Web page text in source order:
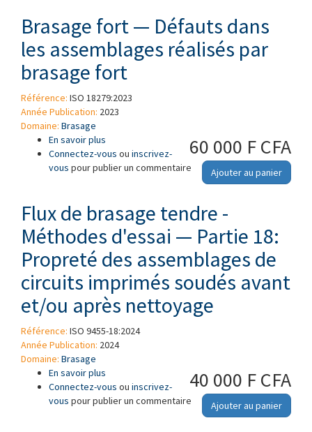
Brasage fort — Défauts dans
les assemblages réalisés par
brasage fort
Référence: ISO 18279:2023
Année Publication: 2023
Domaine: Brasage
60 000 F CFA
Ajouter au panier
En savoir plus à propos de Brasage fort — Défauts dans les
assemblages réalisés par brasage fort
Connectez-vous ou inscrivez-
vous pour publier un commentaire
Flux de brasage tendre -
Méthodes d'essai — Partie 18:
Propreté des assemblages de
circuits imprimés soudés avant
et/ou après nettoyage
Référence: ISO 9455-18:2024
Année Publication: 2024
Domaine: Brasage
40 000 F CFA
Ajouter au panier
En savoir plus à propos de Flux de brasage tendre -
Méthodes d'essai — Partie 18: Propreté des
assemblages de circuits imprimés soudés
avant et/ou après nettoyage
Connectez-vous ou inscrivez-
vous pour publier un commentaire